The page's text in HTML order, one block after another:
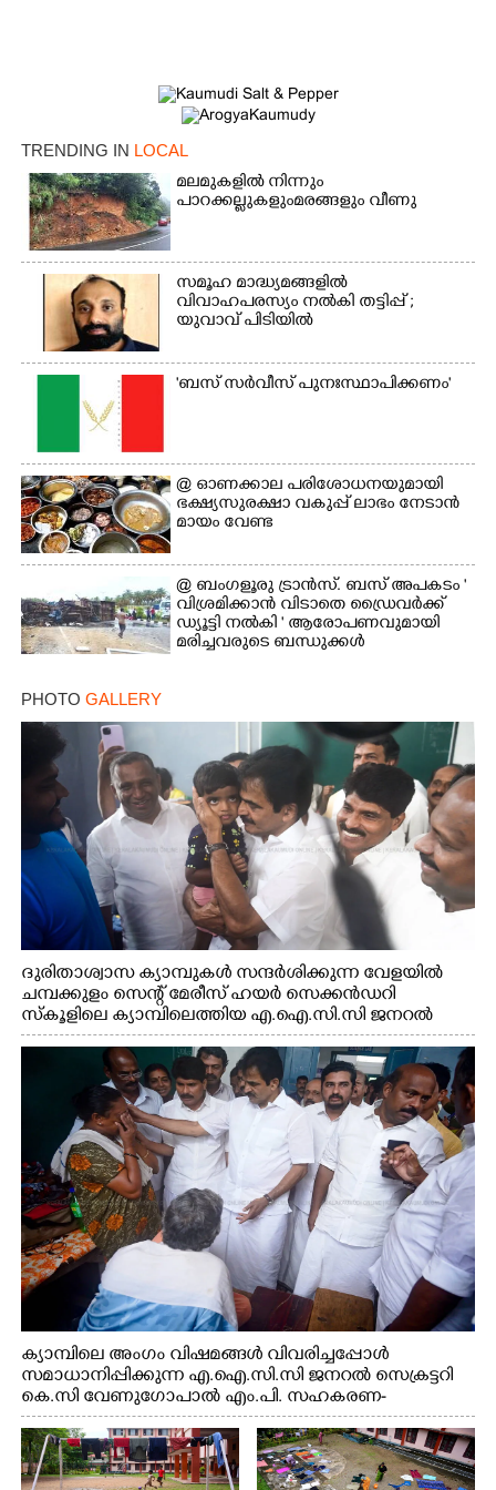
TRENDING IN LOCAL
മലമുകളിൽ നിന്നും
പാറക്കല്ലുകളുംമരങ്ങളും വീണു
സമൂഹ മാദ്ധ്യമങ്ങളിൽ
വിവാഹപരസ്യം നൽകി തട്ടിപ്പ് ;
യുവാവ് പിടിയിൽ
'ബസ് സർവീസ് പുനഃസ്ഥാപിക്കണം'
@​​​​​​​ ഓണക്കാല പരിശോധനയുമായി
ഭക്ഷ്യസുരക്ഷാ വകുപ്പ് ലാഭം നേടാൻ
മായം വേണ്ട
@ ബംഗളൂരു ട്രാൻസ്. ബസ് അപകടം '
വി​ശ്ര​മിക്കാൻ വിടാതെ ഡ്രൈ​വ​ർ​ക്ക്
ഡ്യൂട്ടി നൽകി ' ആരോപണവുമായി
മരിച്ചവരുടെ ബന്ധുക്കൾ
PHOTO GALLERY
ദുരിതാശ്വാസ ക്യാമ്പുകൾ സന്ദർശിക്കുന്ന വേളയിൽ
ചമ്പക്കുളം സെന്റ് മേരീസ് ഹയർ സെക്കൻഡറി
സ്കൂളിലെ ക്യാമ്പിലെത്തിയ എ.ഐ.സി.സി ജനറൽ
സെക്രട്ടറി കെ.സി വേണുഗോപാൽ എം.പി കുരുന്നിനെ
എടുത്ത് ലാളിച്ചപ്പോൾ. സഹകരണ-എക്സൈസ്
വകുപ്പ് മന്ത്രി എം. ലിജു, കൃഷിവകുപ്പ് മന്ത്രി ടി. സിദ്ദിഖ്,
റെജി ചെറിയാൻ എം. എൽ. എ എന്നിവർ സമീപം
ക്യാമ്പിലെ അംഗം വിഷമങ്ങൾ വിവരിച്ചപ്പോൾ
സമാധാനിപ്പിക്കുന്ന എ.ഐ.സി.സി ജനറൽ സെക്രട്ടറി
കെ.സി വേണുഗോപാൽ എം.പി. സഹകരണ-
എക്സൈസ് വകുപ്പ് മന്ത്രി എം. ലിജു, എന്നിവർ
Copy Link